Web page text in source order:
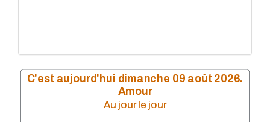
C'est aujourd'hui dimanche 09 août 2026.
Amour
Au jour le jour